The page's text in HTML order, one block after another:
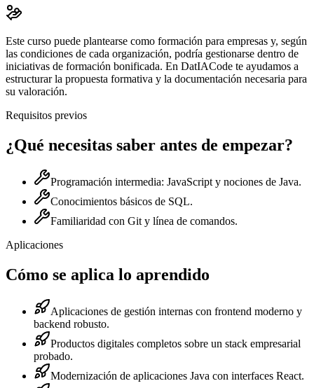
Este curso puede plantearse como formación para empresas y, según
las condiciones de cada organización, podría gestionarse dentro de
iniciativas de formación bonificada. En DatIACode te ayudamos a
estructurar la propuesta formativa y la documentación necesaria para
su valoración.
Requisitos previos
¿Qué necesitas saber antes de empezar?
Programación intermedia: JavaScript y nociones de Java.
Conocimientos básicos de SQL.
Familiaridad con Git y línea de comandos.
Aplicaciones
Cómo se aplica lo aprendido
Aplicaciones de gestión internas con frontend moderno y
backend robusto.
Productos digitales completos sobre un stack empresarial
probado.
Modernización de aplicaciones Java con interfaces React.